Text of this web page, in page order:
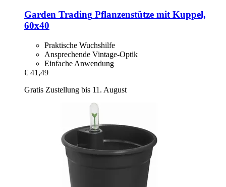
Garden Trading Pflanzenstütze mit Kuppel,
60x40
Praktische Wuchshilfe
Ansprechende Vintage-Optik
Einfache Anwendung
€ 41,49
Gratis Zustellung bis 11. August